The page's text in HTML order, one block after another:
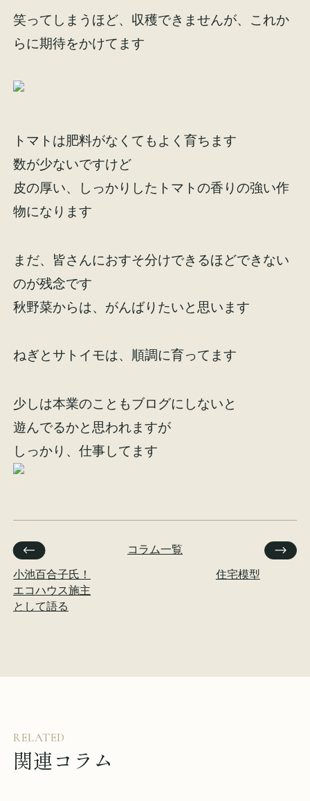
笑ってしまうほど、収穫できませんが、これか
らに期待をかけてます
トマトは肥料がなくてもよく育ちます
数が少ないですけど
皮の厚い、しっかりしたトマトの香りの強い作
物になります
まだ、皆さんにおすそ分けできるほどできない
のが残念です
秋野菜からは、がんばりたいと思います
ねぎとサトイモは、順調に育ってます
少しは本業のこともブログにしないと
遊んでるかと思われますが
しっかり、仕事してます
小池百合子氏！
エコハウス施主
として語る
コラム一覧
住宅模型
RELATED
関連コラム